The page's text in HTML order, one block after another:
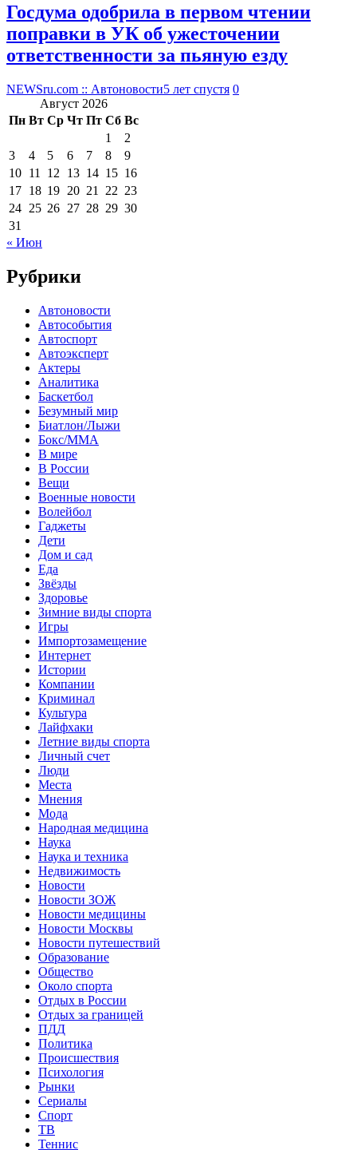
Госдума одобрила в первом чтении
поправки в УК об ужесточении
ответственности за пьяную езду
NEWSru.com :: Автоновости5 лет спустя 0
Август 2026
Пн Вт Ср Чт Пт Сб Вс
1
2
3
4 5 6 7 8
9
10 11 12 13 14 15 16
17 18 19 20 21 22 23
24 25 26 27 28 29 30
31
« Июн
Рубрики
Автоновости
Автособытия
Автоспорт
Автоэксперт
Актеры
Аналитика
Баскетбол
Безумный мир
Биатлон/Лыжи
Бокс/MMA
В мире
В России
Вещи
Военные новости
Волейбол
Гаджеты
Дети
Дом и сад
Еда
Звёзды
Здоровье
Зимние виды спорта
Игры
Импортозамещение
Интернет
Истории
Компании
Криминал
Культура
Лайфхаки
Летние виды спорта
Личный счет
Люди
Места
Мнения
Мода
Народная медицина
Наука
Наука и техника
Недвижимость
Новости
Новости ЗОЖ
Новости медицины
Новости Москвы
Новости путешествий
Образование
Общество
Около спорта
Отдых в России
Отдых за границей
ПДД
Политика
Происшествия
Психология
Рынки
Сериалы
Спорт
ТВ
Теннис